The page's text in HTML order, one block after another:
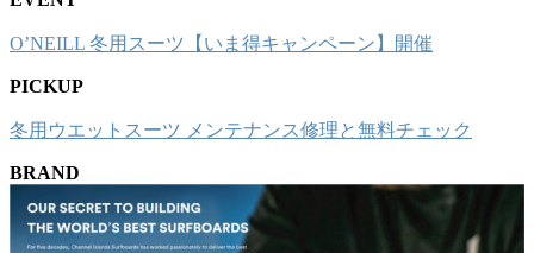
O’NEILL 冬用スーツ【いま得キャンペーン】開催
PICKUP
冬用ウエットスーツ メンテナンス修理と無料チェック
BRAND